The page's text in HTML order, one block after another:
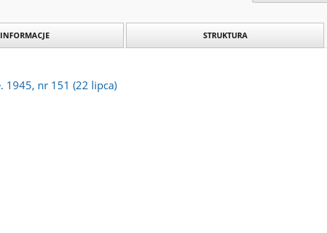
INFORMACJE STRUKTURA
1945, nr 151 (22 lipca)